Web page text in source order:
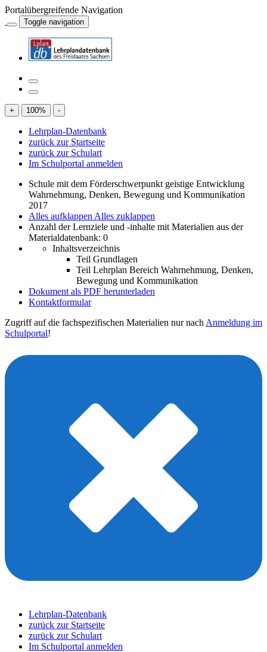
Portalübergreifende Navigation
Toggle navigation
+ 100% -
Lehrplan-Datenbank
zurück zur Startseite
zurück zur Schulart
Im Schulportal anmelden
Schule mit dem Förderschwerpunkt geistige Entwicklung
Wahrnehmung, Denken, Bewegung und Kommunikation
2017
Alles aufklappen Alles zuklappen
Anzahl der Lernziele und -inhalte mit Materialien aus der
Materialdatenbank: 0
Inhaltsverzeichnis
Teil Grundlagen
Teil Lehrplan Bereich Wahrnehmung, Denken,
Bewegung und Kommunikation
Dokument als PDF herunterladen
Kontaktformular
Zugriff auf die fachspezifischen Materialien nur nach Anmeldung im
Schulportal!
Lehrplan-Datenbank
zurück zur Startseite
zurück zur Schulart
Im Schulportal anmelden